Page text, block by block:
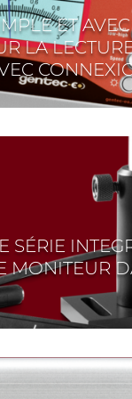
ET
LA
vous ne
que votre
mesure précis.
SÉRIE
MONITEUR